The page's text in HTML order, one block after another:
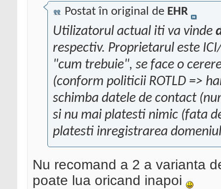
Postat în original de EHR
Utilizatorul actual iti va vinde
respectiv. Proprietarul este
"cum trebuie", se face o
(conform politicii ROTLD =>
schimba datele de contact
si nu mai platesti nimic (fata
platesti inregistrarea
Nu recomand a 2 a varianta
poate lua oricand inapoi